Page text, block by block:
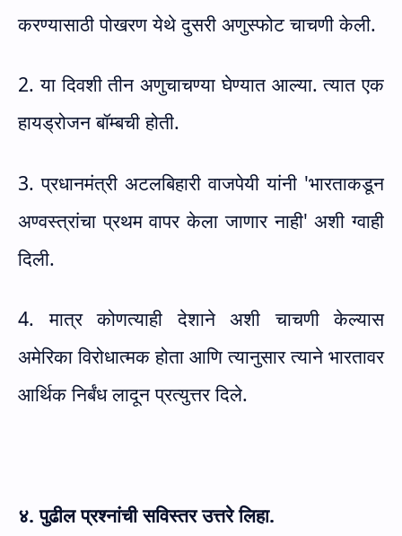
करण्यासाठी पोखरण येथे दुसरी अणुस्फोट चाचणी केली.
2. या दिवशी तीन अणुचाचण्या घेण्यात आल्या. त्यात एक
हायड्रोजन बॉम्बची होती.
3. प्रधानमंत्री अटलबिहारी वाजपेयी यांनी 'भारताकडून
अण्वस्त्रांचा प्रथम वापर केला जाणार नाही'अशी ग्वाही
दिली.
4. मात्र कोणत्याही देशाने अशी चाचणी केल्यास
अमेरिका विरोधात्मक होता आणि त्यानुसार त्याने भारतावर
आर्थिक निर्बंध लादून प्रत्युत्तर दिले.
४. पुढील प्रश्नांची सविस्तर उत्तरे लिहा.